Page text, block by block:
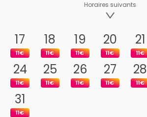
Horaires suivants
17
11€
18
11€
19
11€
20
11€
21
11€
24
11€
25
11€
26
11€
27
11€
28
11€
31
11€